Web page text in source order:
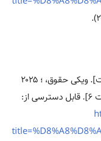
مشارکت‌کنندگان ویکی حقوق. بازپرس [اینترنت]. ویکی حقوق، ؛ ۲۰۲۵